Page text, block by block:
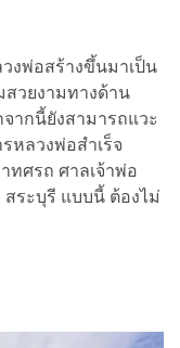
งพ่อสร้างขึ้นมาเป็น
วยงามทางด้าน
ากนี้ยังสามารถแวะ
หลวงพ่อสำเร็จ
ทศรถ ศาลเจ้าพ่อ
ระบุรี แบบนี้ ต้องไม่